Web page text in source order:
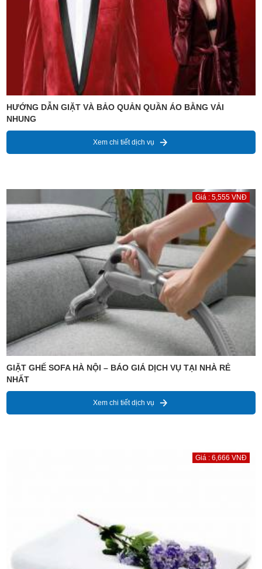
HƯỚNG DẪN GIẶT VÀ BẢO QUẢN QUẦN ÁO BẰNG VẢI
NHUNG
Xem chi tiết dịch vụ
Giá : 5,555 VNĐ
GIẶT GHẾ SOFA HÀ NỘI – BÁO GIÁ DỊCH VỤ TẠI NHÀ RẺ
NHẤT
Xem chi tiết dịch vụ
Giá : 6,666 VNĐ